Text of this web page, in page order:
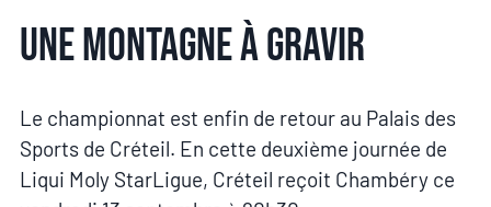
Une montagne à gravir
Le championnat est enfin de retour au Palais des
Sports de Créteil. En cette deuxième journée de
Liqui Moly StarLigue, Créteil reçoit Chambéry ce